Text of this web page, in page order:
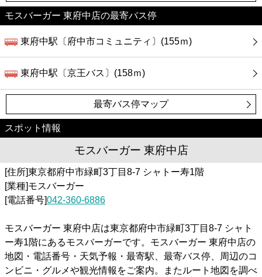
モスバーガー 東府中店の最寄バス停
東府中駅〔府中市コミュニティ〕(155ｍ)
東府中駅〔京王バス〕(158ｍ)
最寄バス停マップ
スポット情報
モスバーガー 東府中店
[住所]東京都府中市緑町3丁目8-7 シャトー寿1階
[業種]モスバーガー
[電話番号]042-360-6886
モスバーガー 東府中店は東京都府中市緑町3丁目8-7 シャト
ー寿1階にあるモスバーガーです。モスバーガー 東府中店の
地図・電話番号・天気予報・最寄駅、最寄バス停、周辺のコ
ンビニ・グルメや観光情報をご案内。またルート地図を調べ